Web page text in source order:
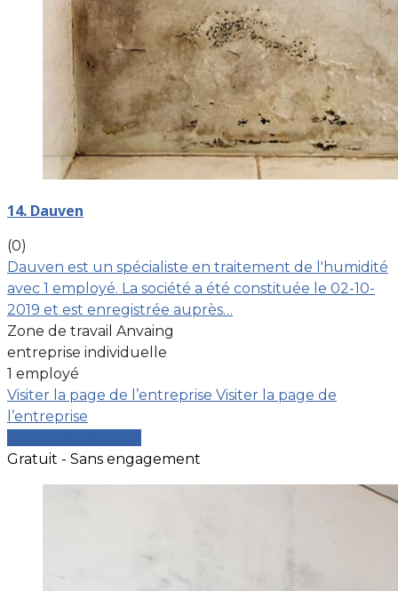
14. Dauven
(0)
Dauven est un spécialiste en traitement de l'humidité
avec 1 employé. La société a été constituée le 02-10-
2019 et est enregistrée auprès…
Zone de travail Anvaing
entreprise individuelle
1 employé
Visiter la page de l’entreprise Visiter la page de
l’entreprise
Gratuit - Sans engagement